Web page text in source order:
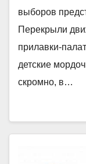
выборов
Перекрыли
прилавки-
детские
скромно, в…